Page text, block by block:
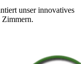
unser innovatives
Zimmern.